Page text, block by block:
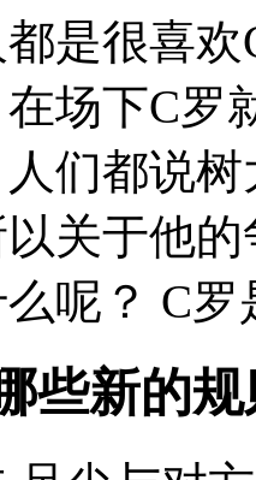
是很喜
场下C罗
们都说
关于他
呢？ C
些新的